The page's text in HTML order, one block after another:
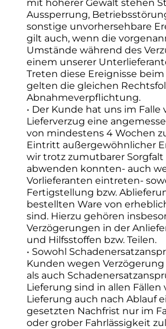
mit höherer Gewalt stehen
Aussperrung,
sonstige unvorhersehbare
gilt auch, wenn die
Umstände während des
einem unserer
Treten diese Ereignisse
gelten die gleichen
Abnahmeverpflichtung.
• Der Kunde hat uns im Falle
Lieferverzug eine
von mindestens 4 Wochen
Eintritt außergewöhnlicher
wir trotz zumutbarer
abwenden konnten- auch
Vorlieferanten eintreten-
Fertigstellung bzw.
bestellten Ware von
sind. Hierzu gehören
Verzögerungen in der
und Hilfsstoffen bzw. Teilen.
• Sowohl
Kunden wegen
als auch
Lieferung sind in allen Fällen
Lieferung auch nach Ablauf
gesetzten Nachfrist nur im
oder grober Fahrlässigkeit